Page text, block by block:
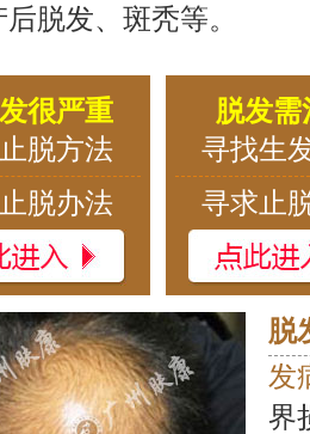
脱发、斑秃等。
很严重
脱方法
脱办法
脱发需
寻找生
寻求止
脱
发
界